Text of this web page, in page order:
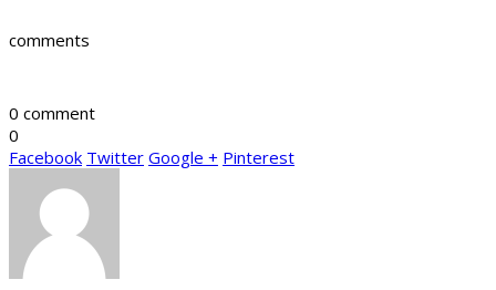
comments
0 comment
0
Facebook Twitter Google + Pinterest